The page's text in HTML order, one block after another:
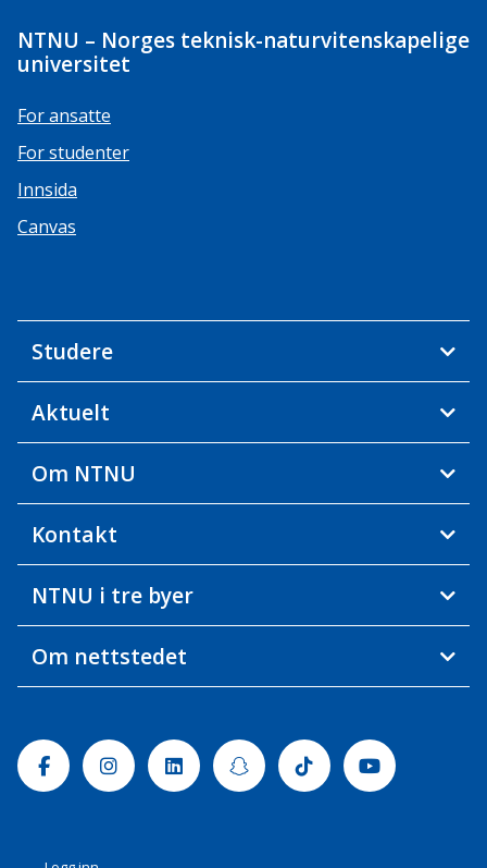
NTNU – Norges teknisk-naturvitenskapelige
universitet
For ansatte
For studenter
Innsida
Canvas
Studere
Aktuelt
Om NTNU
Kontakt
NTNU i tre byer
Om nettstedet
FacebookInstagramLinkedinSnapchatTiktok Youtube